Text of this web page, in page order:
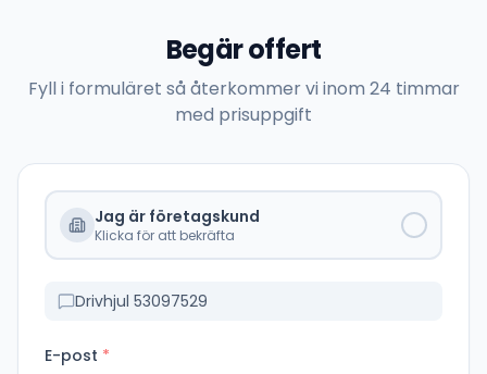
Begär offert
Fyll i formuläret så återkommer vi inom 24 timmar
med prisuppgift
Jag är företagskund
Klicka för att bekräfta
Drivhjul 53097529
E-post *